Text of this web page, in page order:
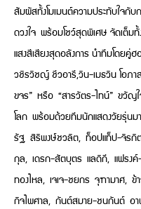
สัมผัสทั้งโมเมนต์ความประทับใจกับ
ดวงใจ พร้อมโชว์สุดพิเศษ จัดเต็มทั้
แสงสีเสียงสุดอลังการ นำทีมโดยคู่
วชิรวิชญ์ ชีวอารี,วิน-เมธวิน โอภา
ขจร” หรือ “สารวัตร-ไทน์” ขวัญ
โลก พร้อมด้วยทีมนักแสดงวัยรุ่นม
รัฐ สิริพงษ์ชวลิต, ท็อปแท็ป-จิรกิ
กุล, เดรก-สัตบุตร แลดิกี, แฟรง
ทองไหล, เจเจ-ชยกร จุฑามาศ,
กิจไพศาล, กันต์สมาย-ชนกันต์ อ